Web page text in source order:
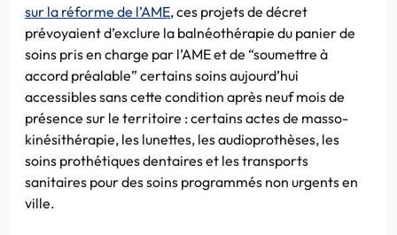
sur la réforme de l’AME, ces projets de décret
prévoyaient d’exclure la balnéothérapie du panier de
soins pris en charge par l’AME et de “soumettre à
accord préalable” certains soins aujourd’hui
accessibles sans cette condition après neuf mois de
présence sur le territoire : certains actes de masso-
kinésithérapie, les lunettes, les audioprothèses, les
soins prothétiques dentaires et les transports
sanitaires pour des soins programmés non urgents en
ville.